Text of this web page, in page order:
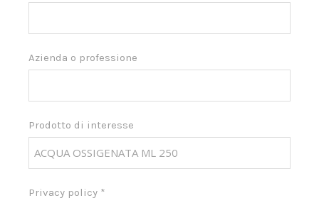
Azienda o professione
Prodotto di interesse
Privacy policy *